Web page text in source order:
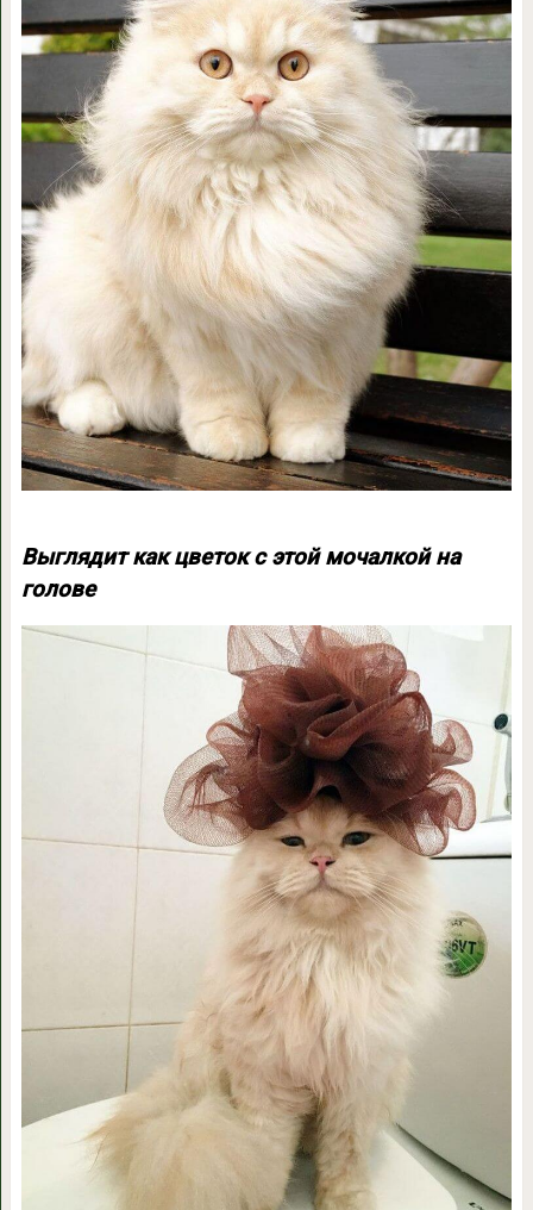
Выглядит как цветок с этой мочалкой на
голове